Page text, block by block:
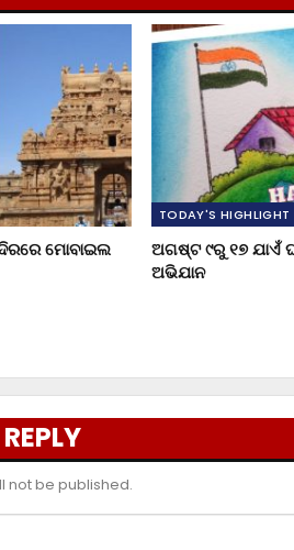
ମୋବାଇଲ
TODAY'S HIGHLIGHT
ଅଗଷ୍ଟ ୯ରୁ ୧୭ ଯାଏଁ
ଅଭିଯାନ
not be published.